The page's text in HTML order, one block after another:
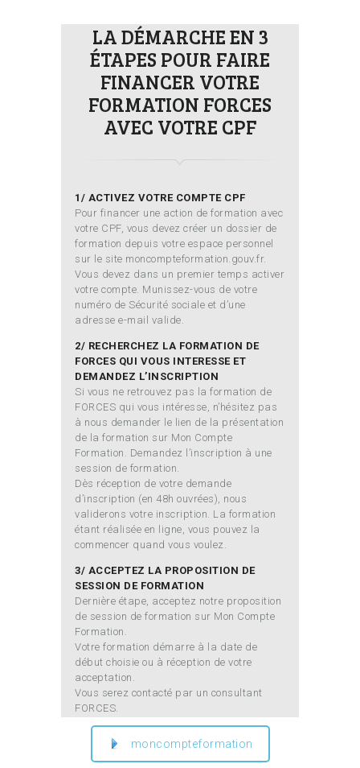
LA DÉMARCHE EN 3
ÉTAPES POUR FAIRE
FINANCER VOTRE
FORMATION FORCES
AVEC VOTRE CPF
1/ ACTIVEZ VOTRE COMPTE CPF
Pour financer une action de formation avec
votre CPF, vous devez créer un dossier de
formation depuis votre espace personnel
sur le site moncompteformation.gouv.fr.
Vous devez dans un premier temps activer
votre compte. Munissez-vous de votre
numéro de Sécurité sociale et d’une
adresse e-mail valide.
2/ RECHERCHEZ LA FORMATION DE
FORCES QUI VOUS INTERESSE ET
DEMANDEZ L’INSCRIPTION
Si vous ne retrouvez pas la formation de
FORCES qui vous intéresse, n’hésitez pas
à nous demander le lien de la présentation
de la formation sur Mon Compte
Formation. Demandez l’inscription à une
session de formation.
Dès réception de votre demande
d’inscription (en 48h ouvrées), nous
validerons votre inscription. La formation
étant réalisée en ligne, vous pouvez la
commencer quand vous voulez.
3/ ACCEPTEZ LA PROPOSITION DE
SESSION DE FORMATION
Dernière étape, acceptez notre proposition
de session de formation sur Mon Compte
Formation.
Votre formation démarre à la date de
début choisie ou à réception de votre
acceptation.
Vous serez contacté par un consultant
FORCES.
moncompteformation